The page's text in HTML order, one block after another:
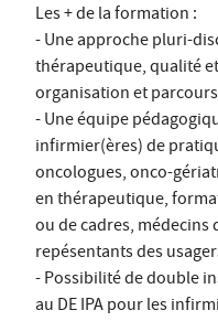
Les + de la formation :
- Une approche pluri-
thérapeutique, qualité
organisation et
- Une équipe
infirmier(ères) de
oncologues, onco-
en thérapeutique,
ou de cadres,
repésentants des
- Possibilité de double
au DE IPA pour les